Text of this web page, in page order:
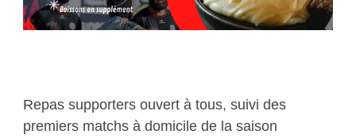
Repas supporters ouvert à tous, suivi des
premiers matchs à domicile de la saison